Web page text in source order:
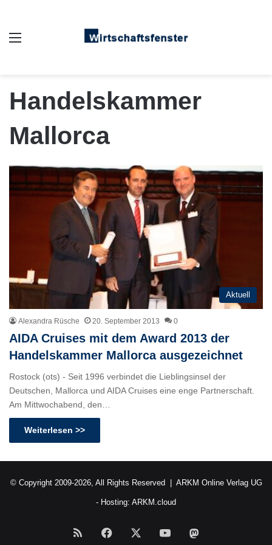
Handelskammer
Mallorca
Aktuell
Alexandra Rüsche 20. September 2013 0
AIDA Cruises mit dem Award 2013 der
Handelskammer Mallorca ausgezeichnet
Rostock (ots) - Seit 1996 verbindet die Lieblingsinsel der
Deutschen, Mallorca und AIDA Cruises eine enge Partnerschaft.
Am Mittwochabend, den…
Weiterlesen >>
© Copyright 2009-2026, All Rights Reserved | ARKM Online Verlag UG
- Hosting: ARKM.cloud
RSS Facebook YouTube